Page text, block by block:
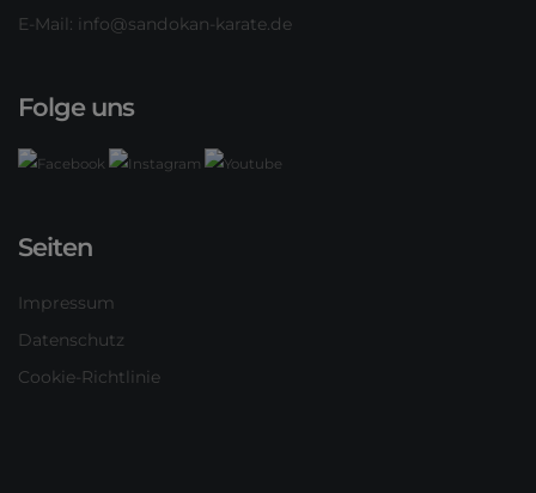
E-Mail: info@sandokan-karate.de
Folge uns
Seiten
Impressum
Datenschutz
Cookie-Richtlinie